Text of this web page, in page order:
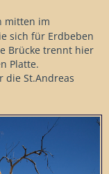
mitten im
sich für Erdbeben
Brücke trennt hier
Platte.
die St.Andreas